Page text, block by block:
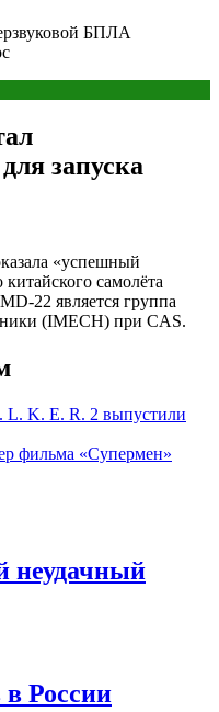
БПЛА
запуска
«успешный
самолёта
22 является группа
(IMECH) при CAS.
L. K. E. R. 2 выпустили
фильма «Супермен»
неудачный
в России